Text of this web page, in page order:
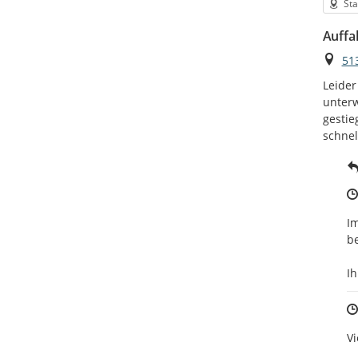
Ort